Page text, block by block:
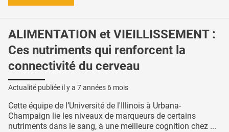
ALIMENTATION et VIEILLISSEMENT :
Ces nutriments qui renforcent la
connectivité du cerveau
Actualité publiée il y a 7 années 6 mois
Cette équipe de l’Université de l'Illinois à Urbana-
Champaign lie les niveaux de marqueurs de certains
nutriments dans le sang, à une meilleure cognition chez ...